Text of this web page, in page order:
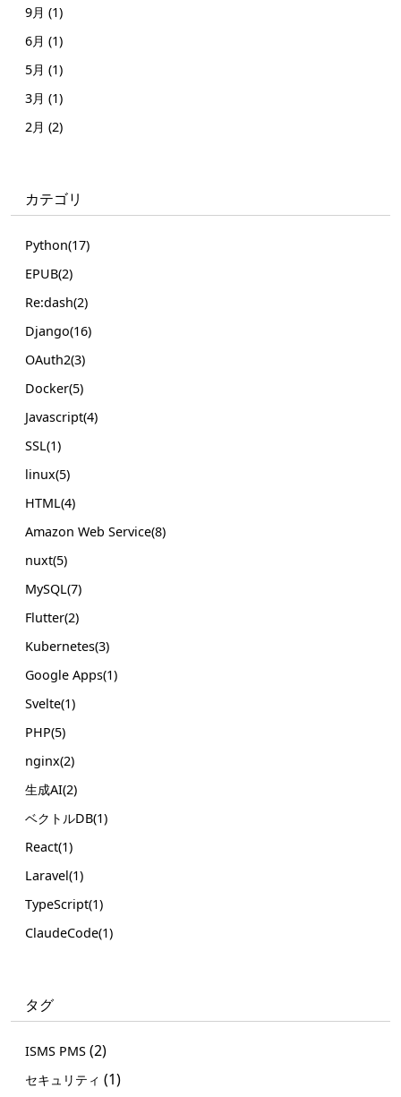
9月 (1)
6月 (1)
5月 (1)
3月 (1)
2月 (2)
カテゴリ
Python(17)
EPUB(2)
Re:dash(2)
Django(16)
OAuth2(3)
Docker(5)
Javascript(4)
SSL(1)
linux(5)
HTML(4)
Amazon Web Service(8)
nuxt(5)
MySQL(7)
Flutter(2)
Kubernetes(3)
Google Apps(1)
Svelte(1)
PHP(5)
nginx(2)
生成AI(2)
ベクトルDB(1)
React(1)
Laravel(1)
TypeScript(1)
ClaudeCode(1)
タグ
ISMS PMS (2)
セキュリティ (1)